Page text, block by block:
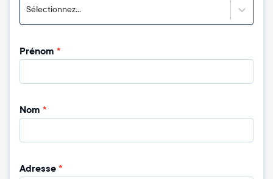
Sélectionnez...
Prénom *
Nom *
Adresse*